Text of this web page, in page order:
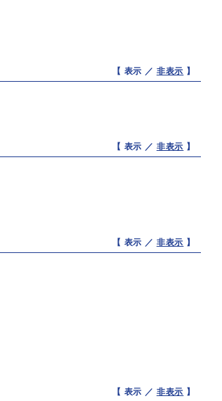
【 表示 ／ 非表示 】
【 表示 ／ 非表示 】
【 表示 ／ 非表示 】
【 表示 ／ 非表示 】